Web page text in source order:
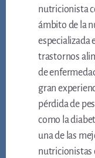
nutricionista
ámbito de la
especializada
trastornos
de
gran
pérdida de
como la
una de las
nutricionistas